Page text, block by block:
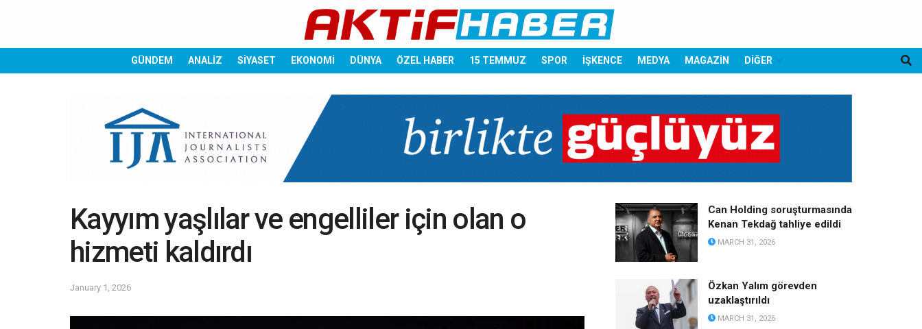
GÜNDEM ANALİZ SİYASET EKONOMİ DÜNYA ÖZEL HABER 15 TEMMUZ SPOR İŞKENCE MEDYA MAGAZİN DİĞER
Kayyım yaşlılar ve engelliler için olan o
hizmeti kaldırdı
January 1, 2026
Can Holding soruşturmasında
Kenan Tekdağ tahliye edildi
MARCH 31, 2026
Özkan Yalım görevden
uzaklaştırıldı
MARCH 31, 2026